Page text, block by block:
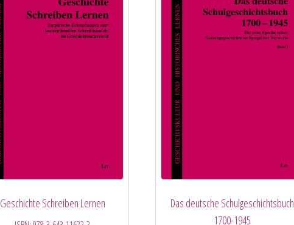
Geschichte Schreiben Lernen
Das deutsche Schulgeschichtsbuch
1700-1945